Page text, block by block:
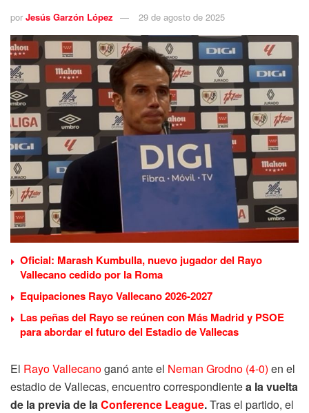
por Jesús Garzón López 29 de agosto de 2025
Oficial: Marash Kumbulla, nuevo jugador del Rayo
Vallecano cedido por la Roma
Equipaciones Rayo Vallecano 2026-2027
Las peñas del Rayo se reúnen con Más Madrid y PSOE
para abordar el futuro del Estadio de Vallecas
El Rayo Vallecanoganó ante el Neman Grodno (4-0) en el
estadio de Vallecas, encuentro correspondientea la vuelta
de la previa de laConference League.Tras el partido, el